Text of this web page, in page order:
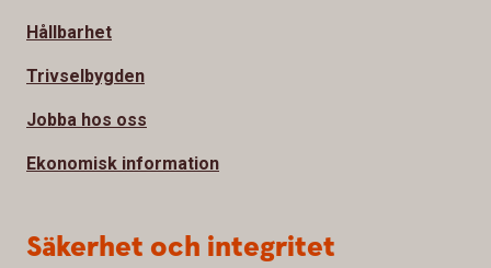
Hållbarhet
Trivselbygden
Jobba hos oss
Ekonomisk information
Säkerhet och integritet